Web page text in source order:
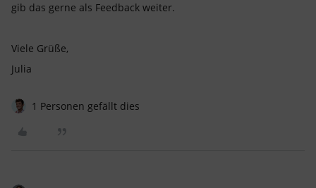
gib das gerne als Feedback weiter.
Viele Grüße,
Julia
1 Personen gefällt dies